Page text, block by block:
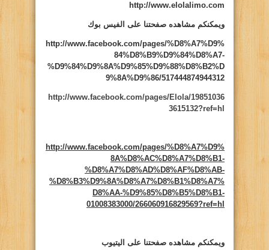
http://www.elolalimo.com
ويمكنكم مشاهده صفحتنا على الفيس بوك
http://www.facebook.com/pages/%D8%A7%D9%
84%D8%B9%D9%84%D8%A7-
%D9%84%D9%8A%D9%85%D9%88%D8%B2%D
9%8A%D9%86/517444874944312
http://www.facebook.com/pages/Elola/19851036
3615132?ref=hl
http://www.facebook.com/pages/%D8%A7%D9%
8A%D8%AC%D8%A7%D8%B1-
%D8%A7%D8%AD%D8%AF%D8%AB-
%D8%B3%D9%8A%D8%A7%D8%B1%D8%A7%
D8%AA-%D9%85%D8%B5%D8%B1-
01008383000/266060916829569?ref=hl
ويمكنكم مشاهده صفحتنا على اليتيوب